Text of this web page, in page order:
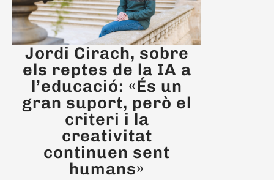
Jordi Cirach, sobre
els reptes de la IA a
l’educació: «És un
gran suport, però el
criteri i la
creativitat
continuen sent
humans»